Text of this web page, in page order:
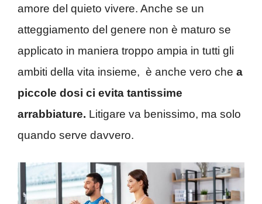
amore del quieto vivere. Anche se un
atteggiamento del genere non è maturo se
applicato in maniera troppo ampia in tutti gli
ambiti della vita insieme, è anche vero che a
piccole dosi ci evita tantissime
arrabbiature. Litigare va benissimo, ma solo
quando serve davvero.